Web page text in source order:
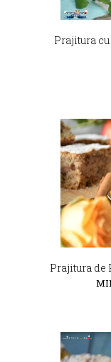
Prajitura
Prajitura de